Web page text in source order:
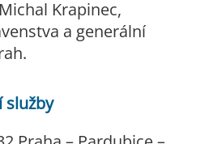
Krapinec,
a generální
služby